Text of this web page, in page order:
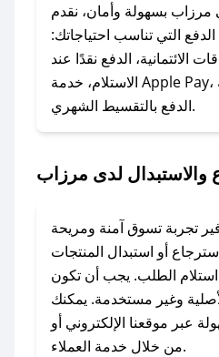
تويتر أو البريد الإلكتروني،
في أسرع وقت ممكن.
### ماذا أفعل إذا لم أجد كود خصم لمتجري
المفضل؟
لمتجرك المفضل، يمكنك
أسرع وقت ممكن.
### كيف تحصل على كوبونات خصم حصرية من
مرزاب؟
وخصومات حصرية، قم بما
يلي:
- اضغط على أيقونة متابعة لمتجر مرزاب في تطبيق
صحصح.
مرزاب بسهولة وأمان، نقدم
التي تناسب احتياجاتك:
الائتمانية، الدفع نقدًا عند
الاستلام، خدمة Apple Pay، بالإضافة إلى إمكانية
الدفع بالتقسيط الشهري.
والاستبدال لدى مرزاب
تجربة تسوق آمنة ومريحة
أو استبدال المنتجات
7 أيام من استلام الطلب. يجب أن تكون
وغير مستخدمة. يمكنك
عبر موقعنا الإلكتروني أو
من خلال خدمة العملاء.